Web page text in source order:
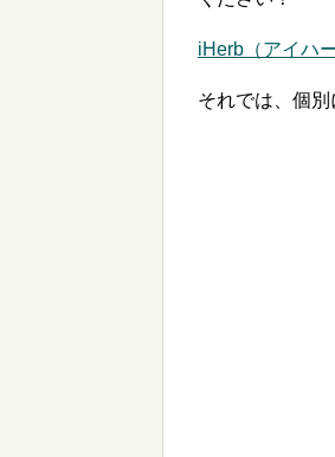
iHerb（アイハ
それでは、個別